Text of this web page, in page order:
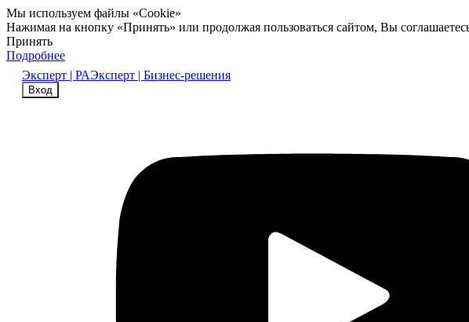
Мы используем файлы «Cookie»
Нажимая на кнопку «Принять» или продолжая пользоваться сайтом, Вы
Принять
Подробнее
Эксперт | РАЭксперт | Бизнес-решения
Вход